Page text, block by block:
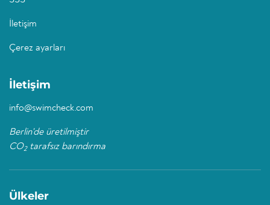
İletişim
Çerez ayarları
İletişim
info@swimcheck.com
Berlin'de üretilmiştir
CO2tarafsız barındırma
Ülkeler